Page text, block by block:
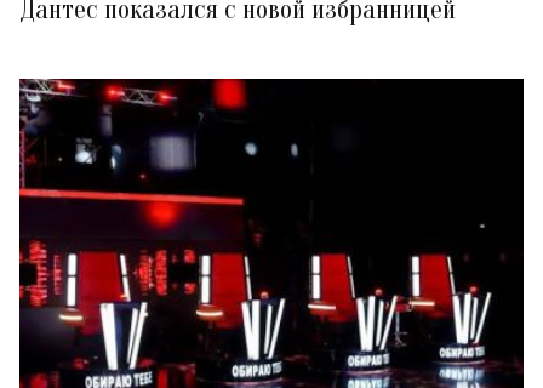
Дантес показался с новой избранницей